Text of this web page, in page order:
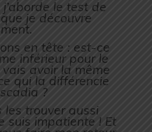
le test de
que je découvre
en tête : est-ce
inférieur pour le
avoir la même
qui la différencie
?
les trouver aussi
suis impatiente ! Et